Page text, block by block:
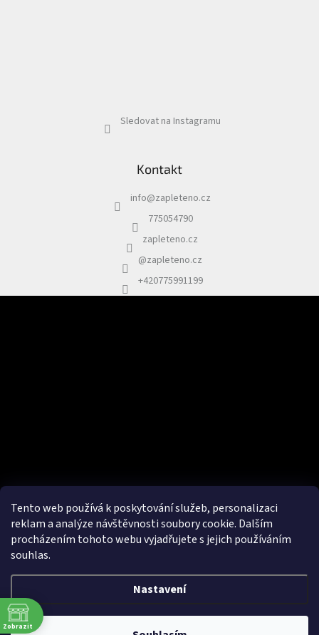
Tento web používá k poskytování služeb, personalizaci
reklam a analýze návštěvnosti soubory cookie. Dalším
procházením tohoto webu vyjadřujete s jejich používáním
souhlas.
Nastavení
Sledovat na Instagramu
Kontakt
info@zapleteno.cz
775054790
zapleteno.cz
@zapleteno.cz
+420775991199
Zobrazit